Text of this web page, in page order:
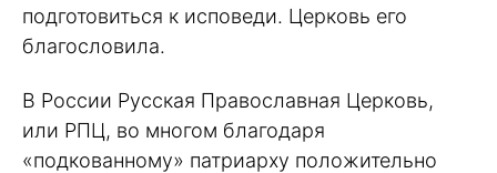
подготовиться к исповеди. Церковь его
благословила.
В России Русская Православная Церковь,
или РПЦ, во многом благодаря
«подкованному» патриарху положительно